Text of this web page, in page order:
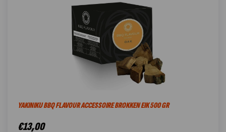
YAKINIKU BBQ FLAVOUR ACCESSOIRE BROKKEN EIK 500 GR
€13,00